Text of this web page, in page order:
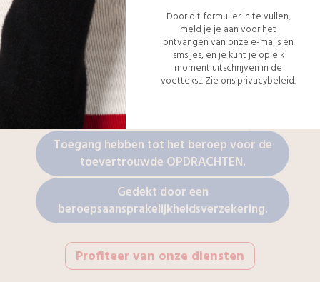
verwarmingsinstallateur
van het netwerk
Myspecialist voldoet aan de volgende criteria voor
de accreditatie:
Correct beoordeeld door de klanten die hij
of zij heeft geholpen.
Ingeschreven bij de kruispuntbank.
Toegang hebben tot het beroep voor de
toevertrouwde OPDRACHTEN.
Gedekt door een
beroepsaansprakelijkheidsverzekering.
Profiteer van onze diensten
Door dit formulier in te vullen,
meld je je aan voor het
ontvangen van onze e-mails en
sms'jes, en je kunt je op elk
moment uitschrijven in de
voettekst. Zie ons privacybeleid.